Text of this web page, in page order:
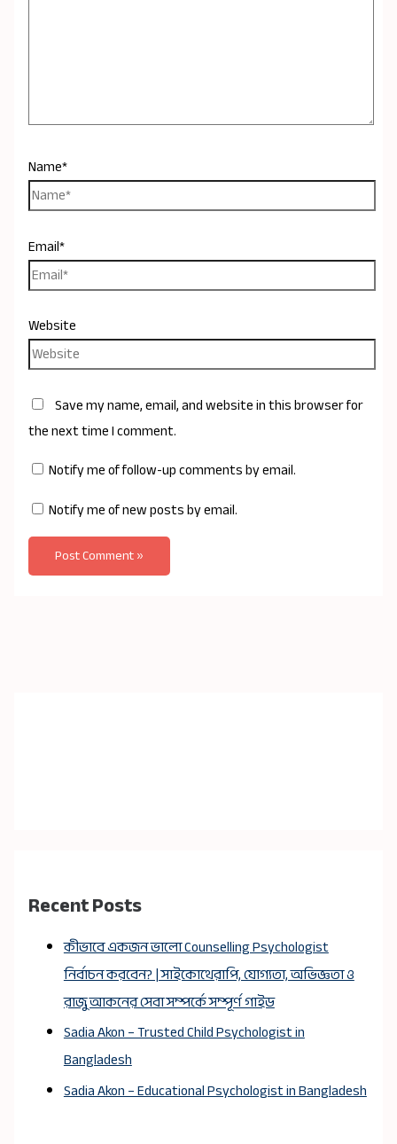
Name*
Email*
Website
Save my name, email, and website in this browser for
the next time I comment.
Notify me of follow-up comments by email.
Notify me of new posts by email.
Recent Posts
কীভাবে একজন ভালো Counselling Psychologist
নির্বাচন করবেন? | সাইকোথেরাপি, যোগ্যতা, অভিজ্ঞতা ও
রাজু আকনের সেবা সম্পর্কে সম্পূর্ণ গাইড
Sadia Akon – Trusted Child Psychologist in
Bangladesh
Sadia Akon – Educational Psychologist in Bangladesh